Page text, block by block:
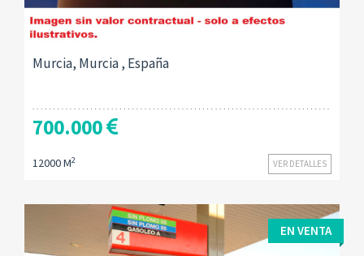
Murcia, Murcia , España
700.000
VER DETALLES
12000 M2
EN VENTA